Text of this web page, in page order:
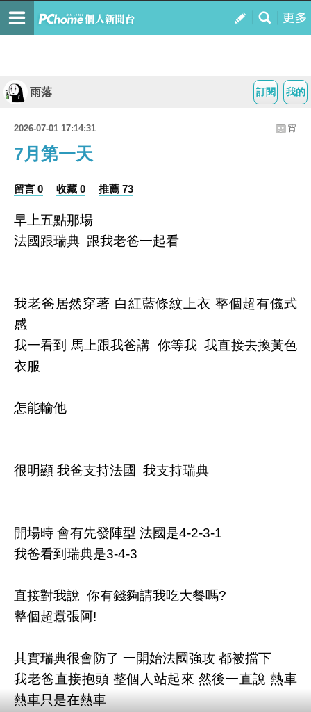
我的
訂閱
雨落
2026-07-01 17:14:31 宵
7月第一天
留言 0 收藏 0 推薦 73
早上五點那場
法國跟瑞典 跟我老爸一起看
我老爸居然穿著 白紅藍條紋上衣 整個超有儀式
感
我一看到 馬上跟我爸講 你等我 我直接去換黃色
衣服
怎能輸他
很明顯 我爸支持法國 我支持瑞典
開場時 會有先發陣型 法國是4-2-3-1
我爸看到瑞典是3-4-3
直接對我說 你有錢夠請我吃大餐嗎?
整個超囂張阿!
其實瑞典很會防了 一開始法國強攻 都被擋下
我老爸直接抱頭 整個人站起來 然後一直說 熱車
熱車只是在熱車